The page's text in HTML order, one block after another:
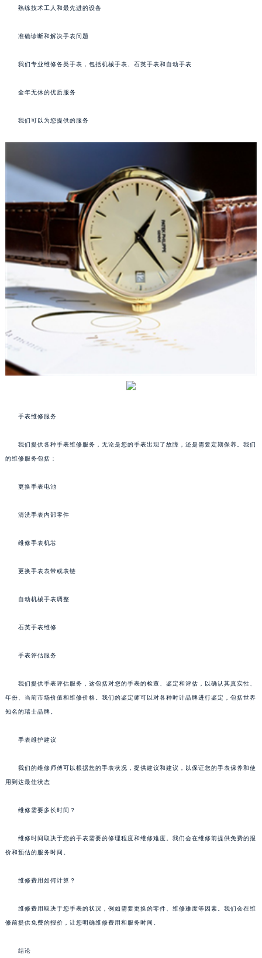
熟练技术工人和最先进的设备
准确诊断和解决手表问题
我们专业维修各类手表，包括机械手表、石英手表和自动手表
全年无休的优质服务
我们可以为您提供的服务
手表维修服务
我们提供各种手表维修服务，无论是您的手表出现了故障，还是需要定期保养。我们
的维修服务包括：
更换手表电池
清洗手表内部零件
维修手表机芯
更换手表表带或表链
自动机械手表调整
石英手表维修
手表评估服务
我们提供手表评估服务，这包括对您的手表的检查、鉴定和评估，以确认其真实性、
年份、当前市场价值和维修价格。我们的鉴定师可以对各种时计品牌进行鉴定，包括世界
知名的瑞士品牌。
手表维护建议
我们的维修师傅可以根据您的手表状况，提供建议和建议，以保证您的手表保养和使
用到达最佳状态
维修需要多长时间？
维修时间取决于您的手表需要的修理程度和维修难度。我们会在维修前提供免费的报
价和预估的服务时间。
维修费用如何计算？
维修费用取决于您手表的状况，例如需要更换的零件、维修难度等因素。我们会在维
修前提供免费的报价，让您明确维修费用和服务时间。
结论